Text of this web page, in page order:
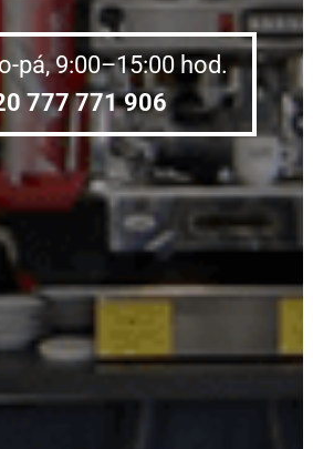
pá, 9:00–15:00 hod.
777 771 906